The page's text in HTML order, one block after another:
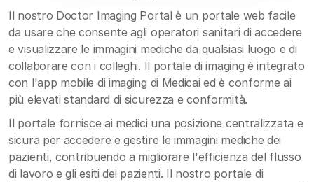
Il nostro Doctor Imaging Portal è un portale web facile
da usare che consente agli operatori sanitari di accedere
e visualizzare le immagini mediche da qualsiasi luogo e di
collaborare con i colleghi. Il portale di imaging è integrato
con l'app mobile di imaging di Medicai ed è conforme ai
più elevati standard di sicurezza e conformità.
Il portale fornisce ai medici una posizione centralizzata e
sicura per accedere e gestire le immagini mediche dei
pazienti, contribuendo a migliorare l'efficienza del flusso
di lavoro e gli esiti dei pazienti. Il nostro portale di